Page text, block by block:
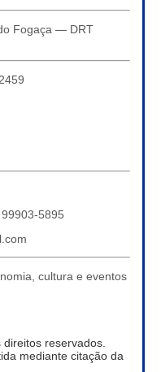
Fogaça — DRT
5895
cultura e eventos
reservados.
mediante citação da